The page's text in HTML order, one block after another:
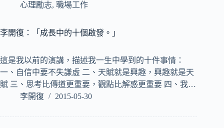
心理勵志, 職場工作
李開復：「成長中的十個啟發。」
這是我以前的演講，描述我一生中學到的十件事情：
一、自信中要不失謙虛 二、天賦就是興趣，興趣就是天
賦 三、思考比傳道更重要，觀點比解惑更重要 四、我…
李開復
2015-05-30